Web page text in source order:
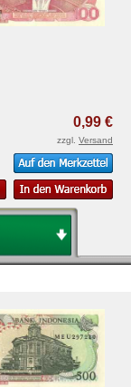
0,99 €
zzgl. Versand